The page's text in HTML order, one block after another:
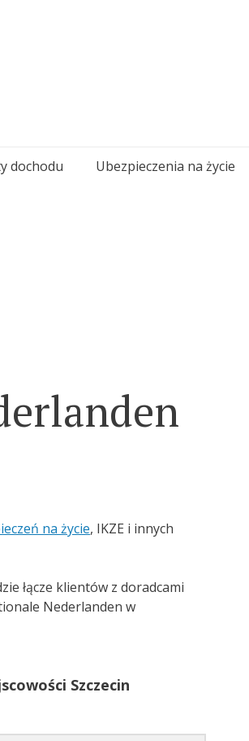
dochodu Ubezpieczenia na życie
na życie, IKZE i innych
łącze klientów z doradcami
Nederlanden w
Szczecin